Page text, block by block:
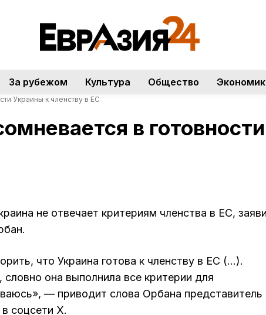
За рубежом Культура Общество
Украины к членству в ЕС
в
не отвечает критериям членства в ЕС,
что Украина готова к членству в ЕС (…).
она выполнила все критерии для
— приводит слова Орбана представитель
соцсети X.